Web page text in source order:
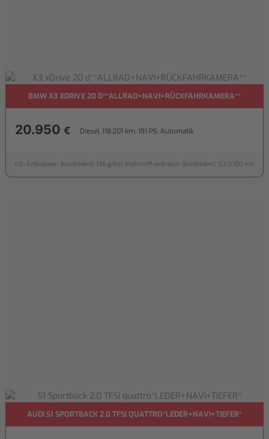
BMW X3 XDRIVE 20 D**ALLRAD+NAVI+RÜCKFAHRKAMERA**
20.950 € Diesel, 118.201 km, 191 PS, Automatik
CO₂-Emissionen (kombiniert): 136 g/km, Kraftstoffverbrauch (kombiniert): 5,2 l/100 km
AUDI S1 SPORTBACK 2.0 TFSI QUATTRO*LEDER+NAVI+TIEFER*